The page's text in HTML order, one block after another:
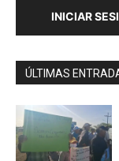
INICIAR
ÚLTIMAS